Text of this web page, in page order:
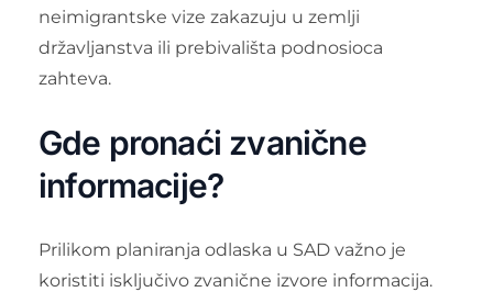
neimigrantske vize zakazuju u zemlji
državljanstva ili prebivališta podnosioca
zahteva.
Gde pronaći zvanične
informacije?
Prilikom planiranja odlaska u SAD važno je
koristiti isključivo zvanične izvore informacija.